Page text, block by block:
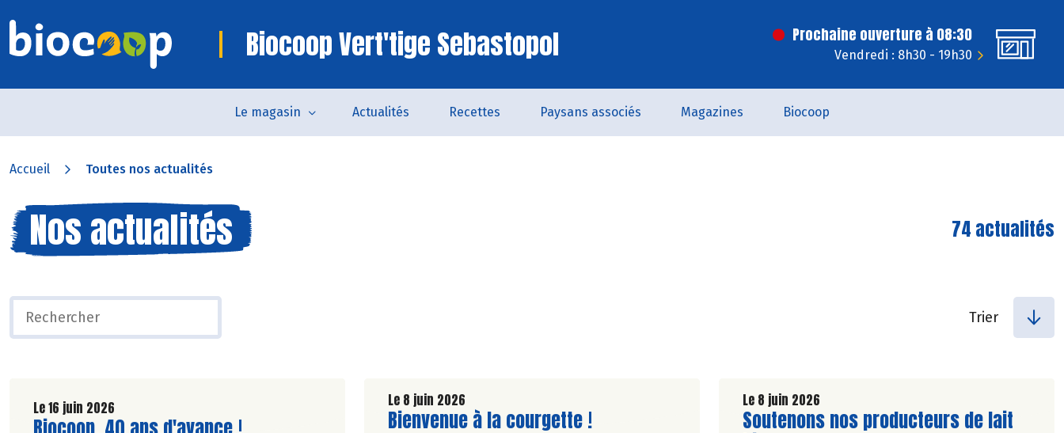
Biocoop Vert'tige Sebastopol Prochaine ouverture à 08:30
Vendredi : 8h30 - 19h30
Le magasin Actualités Recettes Paysans associés Magazines Biocoop
Accueil Toutes nos actualités
Nos actualités 74 actualités
Trier
Le 16 juin 2026 Le 8 juin 2026
Lire la suite de l'article
Bienvenue à la courgette !
Le 8 juin 2026
Lire la suite de l'article
Soutenons nos producteurs de lait